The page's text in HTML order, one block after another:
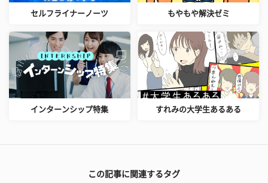
セルフライナーノーツ もやもや解決ゼミ
インターンシップ特集 すれみの大学生あるある
この記事に関連するタグ